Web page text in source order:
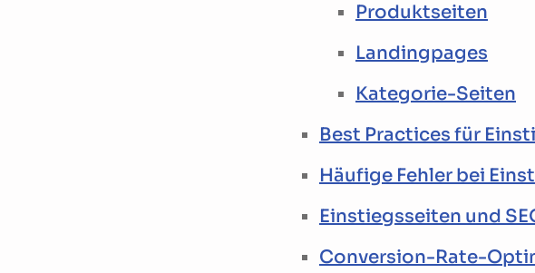
Produktseiten
Landingpages
Kategorie-Seiten
Best Practices für
Häufige Fehler bei
Einstiegsseiten und
Conversion-Rate-